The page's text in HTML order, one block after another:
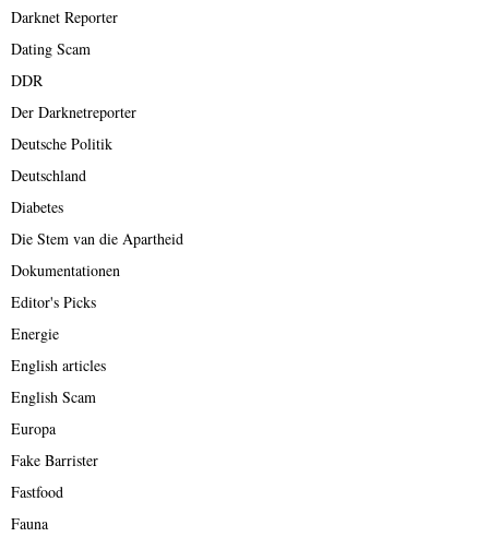
Darknet Reporter
Dating Scam
DDR
Der Darknetreporter
Deutsche Politik
Deutschland
Diabetes
Die Stem van die Apartheid
Dokumentationen
Editor's Picks
Energie
English articles
English Scam
Europa
Fake Barrister
Fastfood
Fauna